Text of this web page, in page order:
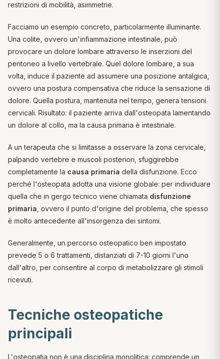
restrizioni di mobilità, asimmetrie.
Facciamo un esempio concreto, particolarmente illuminante.
Una colite, ovvero un'infiammazione intestinale, può
provocare un dolore lombare attraverso le inserzioni del
peritoneo a livello vertebrale. Quel dolore lombare, a sua
volta, induce il paziente ad assumere una posizione antalgica,
ovvero una postura compensativa che riduce la sensazione di
dolore. Quella postura, mantenuta nel tempo, genera tensioni
cervicali. Risultato: il paziente arriva dall'osteopata lamentando
un dolore al collo, ma la causa primaria è intestinale.
A un terapeuta che si limitasse a osservare la zona cervicale,
palpando vertebre e muscoli posteriori, sfuggirebbe
completamente la causa primaria della disfunzione. Ecco
perché l'osteopata adotta una visione globale: per individuare
quella che in gergo tecnico viene chiamata disfunzione
primaria , ovvero il punto d'origine del problema, che spesso
è molto antecedente all'insorgenza dei sintomi.
Generalmente, un percorso osteopatico ben impostato
prevede 5 o 6 trattamenti, distanziati di 7-10 giorni l'uno
dall'altro, per consentire al corpo di metabolizzare gli stimoli
ricevuti.
Tecniche osteopatiche
principali
L'osteopatia non è una disciplina monolitica: comprende un